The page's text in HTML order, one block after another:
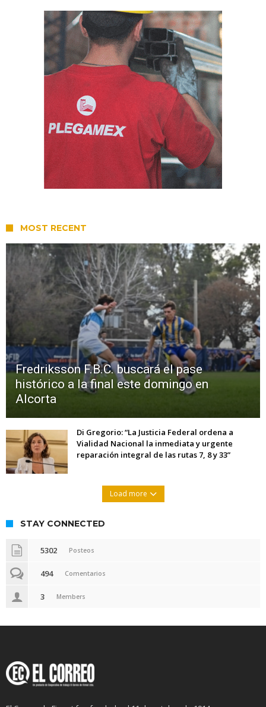
MOST RECENT
Fredriksson F.B.C. buscará el pase
histórico a la final este domingo en
Alcorta
Di Gregorio: “La Justicia Federal ordena a
Vialidad Nacional la inmediata y urgente
reparación integral de las rutas 7, 8 y 33”
Load more
STAY CONNECTED
5302 Posteos
494 Comentarios
3 Members